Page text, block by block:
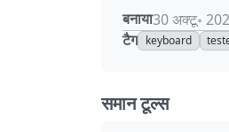
बनाया30 अक्टू॰
टैग keyboard
समान टूल्स